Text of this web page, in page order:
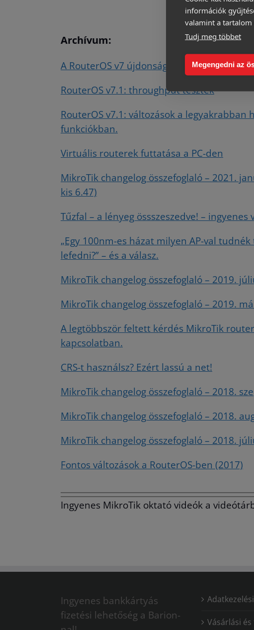
Archívum:
A RouterOS v7 újdonságai a CRS300-as
RouterOS v7.1: throughput tesztek
RouterOS v7.1: változások a legyakrabban
funkciókban.
Virtuális routerek futtatása a PC-den
MikroTik changelog összefoglaló – 2021.
kis 6.47)
Tűzfal – a lényeg össszeszedve! – ingyenes
„Egy 100nm-es házat milyen AP-val tudnék
lefedni?” – és a válasz.
MikroTik changelog összefoglaló – 2019.
MikroTik changelog összefoglaló – 2019.
A legtöbbször feltett kérdés MikroTik
kapcsolatban.
CRS-t használsz? Ezért lassú a net!
MikroTik changelog összefoglaló – 2018.
MikroTik changelog összefoglaló – 2018.
MikroTik changelog összefoglaló – 2018.
Fontos változások a RouterOS-ben (2017)
Ingyenes MikroTik oktató videók a
Ingyenes bankkártyás
fizetési lehetőség a Barion-
Vásárlási
információk
valamint a tartalom
Tudj meg többet
Megengedni az